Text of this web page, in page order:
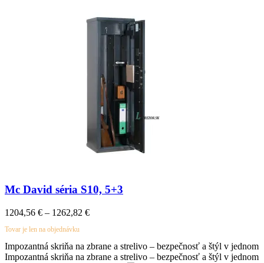
Mc David séria S10, 5+3
1204,56 € – 1262,82 €Price
through
1262,82 €
Tovar je len na objednávku
Impozantná skriňa na zbrane a strelivo – bezpečnosť a štýl v jednom
Impozantná skriňa na zbrane a strelivo – bezpečnosť a štýl v jednom